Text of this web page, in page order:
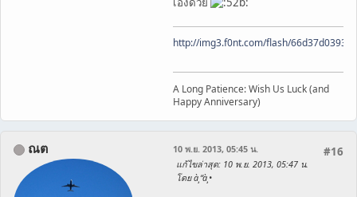
http://img3.f0nt.com/flash/
A Long Patience: Wish Us Luck (and
Happy Anniversary)
ณต #16
10 พ.ย. 2013, 05:45 น.
แก้ไขล่าสุด: 10 พ.ย. 2013, 05:47 น.
โดย à¸“à¸•